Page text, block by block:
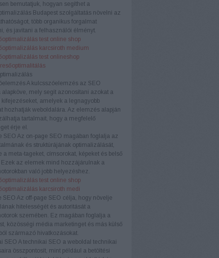
bemutatjuk, hogyan segíthet a
Budapest szolgáltatás növelni az
több organikus forgalmat
és javítani a felhasználói élményt.
test online shop
karcsiroth medium
test onlineshop
A kulcsszóelemzés az SEO
alapköve, mely segít azonosítani azokat a
kifejezéseket, amelyek a legnagyobb
hozhatják weboldalára. Az elemzés alapján
tartalmait, hogy a megfelelő
érje el.
SEO Az on-page SEO magában foglalja az
és struktúrájának optimalizálását,
a meta-tageket, címsorokat, képeket és belső
Ezek az elemek mind hozzájárulnak a
való jobb helyezéshez.
test online shop
karcsiroth medi
SEO Az off-page SEO célja, hogy növelje
hitelességét és autoritását a
szemében. Ez magában foglalja a
közösségi média marketinget és más külső
származó hivatkozásokat.
SEO A technikai SEO a weboldal technikai
összpontosít, mint például a betöltési